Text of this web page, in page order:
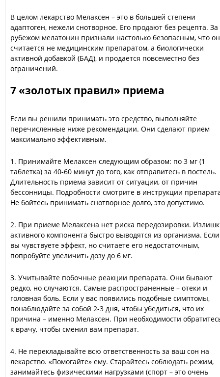
В целом лекарство Мелаксен – это в большей степени
адаптоген, нежели снотворное. Его продают без рецепта. За
рубежом мелатонин признали настолько безопасным, что он
считается не медицинским препаратом, а биологически
активной добавкой (БАД), и продается повсеместно без
ограничений.
7 «золотых правил» приема
Если вы решили принимать это средство, выполняйте
перечисленные ниже рекомендации. Они сделают прием
максимально эффективным.
1. Принимайте Мелаксен следующим образом: по 3 мг (1
таблетка) за 40-60 минут до того, как отправитесь в постель.
Длительность приема зависит от ситуации, от причин
бессонницы. Подробности смотрите в инструкции
Не бойтесь принимать снотворное долго, это допустимо.
2. При приеме Мелаксена нет риска передозировки.
активного компонента быстро выводятся из организма. Если
вы чувствуете эффект, но считаете его недостаточным,
попробуйте увеличить дозу до 6 мг.
3. Учитывайте побочные реакции препарата. Они бывают
редко, но случаются. Самые распространенные – отеки и
головная боль. Если у вас появились подобные симптомы,
понаблюдайте за собой 2-3 дня, чтобы убедиться, что их
причина – именно Мелаксен. При необходимости
к врачу, чтобы сменил вам препарат.
4. Не перекладывайте всю ответственность за ваш сон на
лекарство. «Помогайте» ему. Старайтесь соблюдать режим,
занимайтесь физическими нагрузками (спорт – это очень